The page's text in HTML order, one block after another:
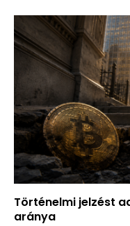
Történelmi jelzést
aránya